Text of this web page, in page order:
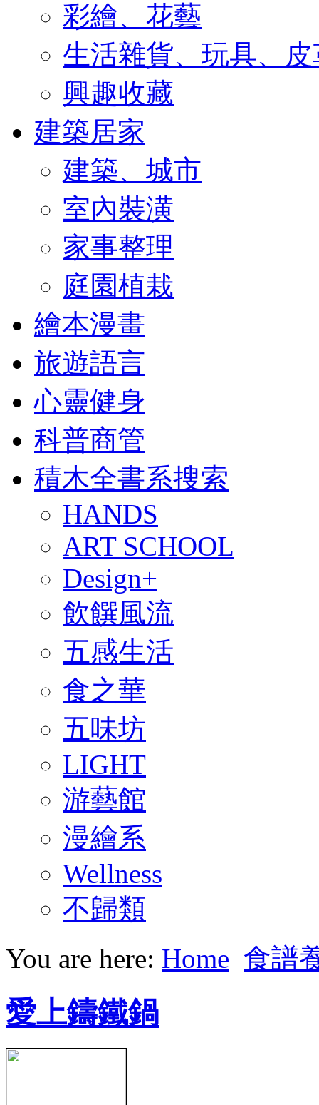
彩繪、花藝
生活雜貨、玩具、皮
興趣收藏
建築居家
建築、城市
室內裝潢
家事整理
庭園植栽
繪本漫畫
旅遊語言
心靈健身
科普商管
積木全書系搜索
HANDS
ART SCHOOL
Design+
飲饌風流
五感生活
食之華
五味坊
LIGHT
游藝館
漫繪系
Wellness
不歸類
You are here: Home 食譜
愛上鑄鐵鍋